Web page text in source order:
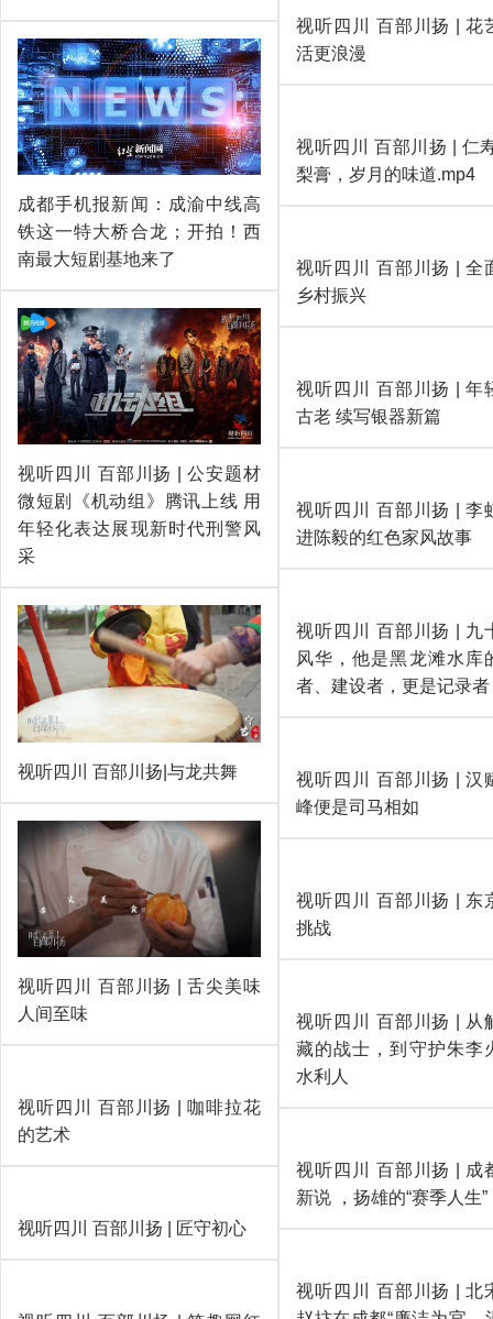
成都手机报新闻：成渝中线高
铁这一特大桥合龙；开拍！西
南最大短剧基地来了
视听四川 百部川扬 | 公安题材
微短剧《机动组》腾讯上线 用
年轻化表达展现新时代刑警风
采
视听四川 百部川扬|与龙共舞
视听四川 百部川扬 | 舌尖美味
人间至味
视听四川 百部川扬 | 咖啡拉花
的艺术
视听四川 百部川扬 | 花
活更浪漫
视听四川 百部川扬 | 仁
梨膏，岁月的味道.mp4
视听四川 百部川扬 | 全
乡村振兴
古老 续写银器新篇